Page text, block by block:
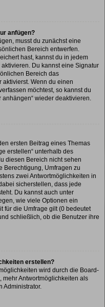
anfügen?
musst du zunächst eine
Bereich entwerfen.
hast, kannst du in jedem
Du kannst eine Signatur
Bereich das
Wenn du einen
möchtest, so kannst du
wieder deaktivieren.
ersten Beitrag eines Themas
erstellen“ unterhalb des
diesen Bereich nicht sehen
Berechtigung, Umfragen zu
zwei Antwortmöglichkeiten in
sicherstellen, dass jede
Du kannst auch unter
wie viele Optionen ein
für die Umfrage gilt (0 bedeutet
schließlich, ob die Benutzer ihre
erstellen?
wird durch die Board-
mehr Antwortmöglichkeiten als
Administrator.